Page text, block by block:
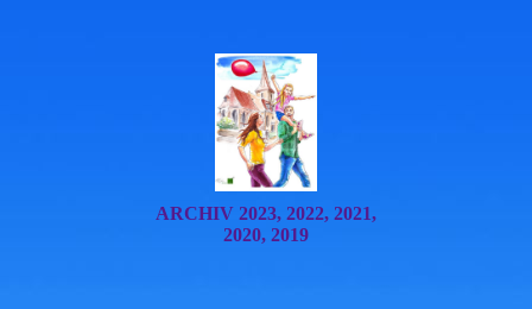
ARCHIV 2023, 2022, 2021,
2020, 2019